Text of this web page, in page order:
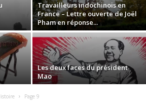
Travailleurs indochinois en
France – Lettre ouverte de Joël
Pham en réponse...
Les deux faces du président
Mao
Page 9